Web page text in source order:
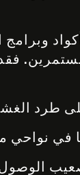
وبرامج
طرد
في نواحي